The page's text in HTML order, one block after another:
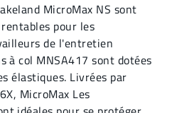
MicroMax NS sont
pour les
de l'entretien
à col MNSA417 sont dotées
élastiques. Livrées par
MicroMax Les